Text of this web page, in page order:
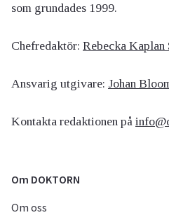
som grundades 1999.
Chefredaktör: Rebecka Kaplan
Ansvarig utgivare: Johan
Kontakta redaktionen på
Om DOKTORN
Om oss